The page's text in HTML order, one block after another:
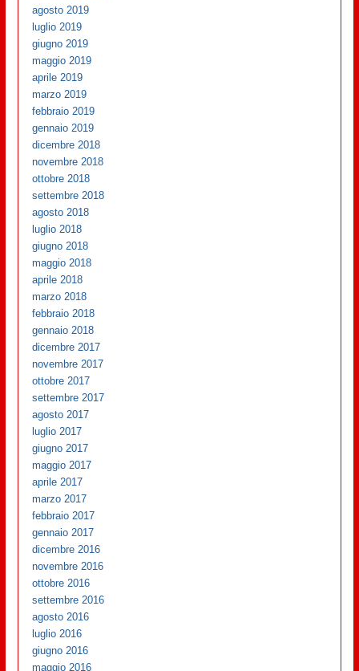
agosto 2019
luglio 2019
giugno 2019
maggio 2019
aprile 2019
marzo 2019
febbraio 2019
gennaio 2019
dicembre 2018
novembre 2018
ottobre 2018
settembre 2018
agosto 2018
luglio 2018
giugno 2018
maggio 2018
aprile 2018
marzo 2018
febbraio 2018
gennaio 2018
dicembre 2017
novembre 2017
ottobre 2017
settembre 2017
agosto 2017
luglio 2017
giugno 2017
maggio 2017
aprile 2017
marzo 2017
febbraio 2017
gennaio 2017
dicembre 2016
novembre 2016
ottobre 2016
settembre 2016
agosto 2016
luglio 2016
giugno 2016
maggio 2016